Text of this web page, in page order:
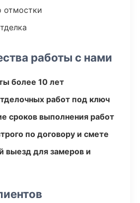
отмостки
работы с нами
более 10 лет
работ под ключ
сроков выполнения работ
по договору и смете
выезд для замеров и